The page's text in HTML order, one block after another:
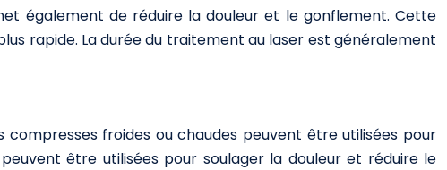
également de réduire la douleur et le gonflement. Cette
rapide. La durée du traitement au laser est généralement
froides ou chaudes peuvent être utilisées pour
être utilisées pour soulager la douleur et réduire le